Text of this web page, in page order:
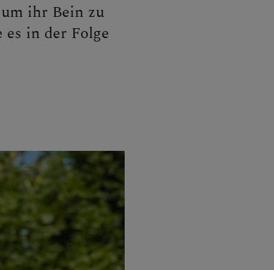
ihr Bein zu
in der Folge